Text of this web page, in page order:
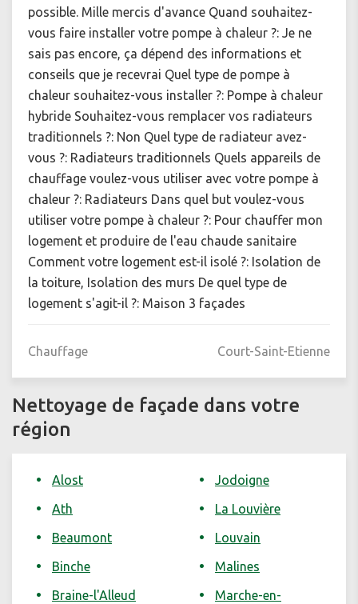
possible. Mille mercis d'avance Quand souhaitez-
vous faire installer votre pompe à chaleur ?: Je ne
sais pas encore, ça dépend des informations et
conseils que je recevrai Quel type de pompe à
chaleur souhaitez-vous installer ?: Pompe à chaleur
hybride Souhaitez-vous remplacer vos radiateurs
traditionnels ?: Non Quel type de radiateur avez-
vous ?: Radiateurs traditionnels Quels appareils de
chauffage voulez-vous utiliser avec votre pompe à
chaleur ?: Radiateurs Dans quel but voulez-vous
utiliser votre pompe à chaleur ?: Pour chauffer mon
logement et produire de l'eau chaude sanitaire
Comment votre logement est-il isolé ?: Isolation de
la toiture, Isolation des murs De quel type de
logement s'agit-il ?: Maison 3 façades
Chauffage Court-Saint-Etienne
Nettoyage de façade dans votre
région
Alost
Ath
Beaumont
Binche
Braine-l'Alleud
Jodoigne
La Louvière
Louvain
Malines
Marche-en-